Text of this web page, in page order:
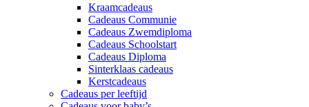
Kraamcadeaus
Cadeaus Communie
Cadeaus Zwemdiploma
Cadeaus Schoolstart
Cadeaus Diploma
Sinterklaas cadeaus
Kerstcadeaus
Cadeaus per leeftijd